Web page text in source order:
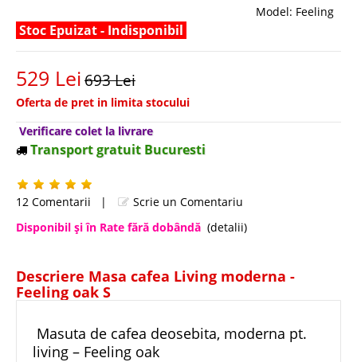
Model: Feeling
Stoc Epuizat - Indisponibil
529 Lei693 Lei
Oferta de pret in limita stocului
Verificare colet la livrare
Transport gratuit Bucuresti
12 Comentarii |
Scrie un Comentariu
Disponibil şi în Rate fără dobândă (detalii)
Descriere Masa cafea Living moderna -
Feeling oak S
Masuta de cafea deosebita, moderna pt.
living – Feeling oak